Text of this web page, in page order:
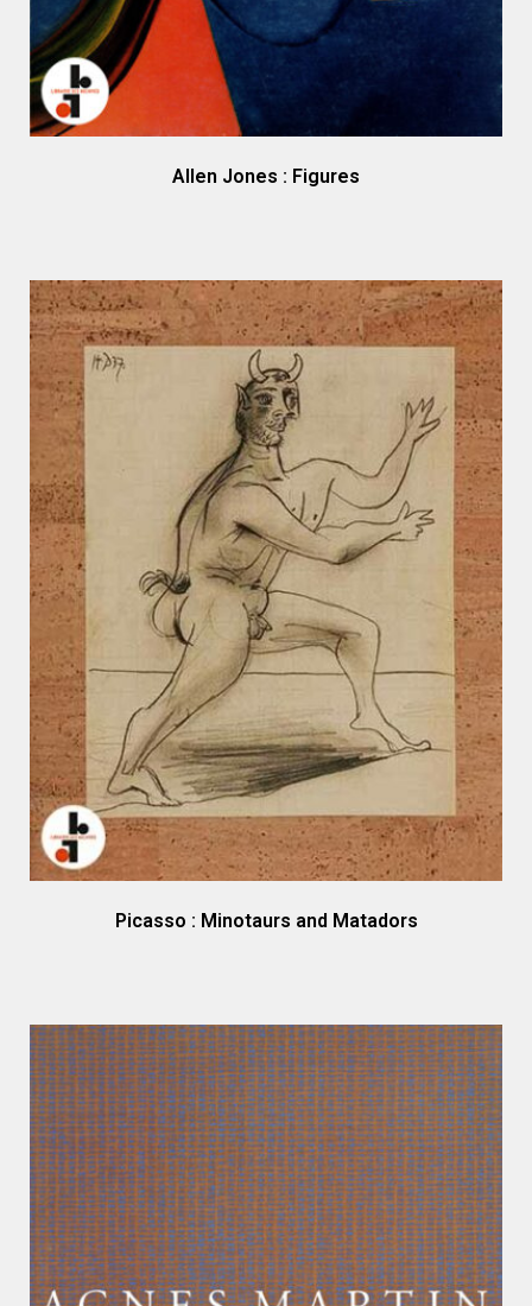
Allen Jones : Figures
Picasso : Minotaurs and Matadors